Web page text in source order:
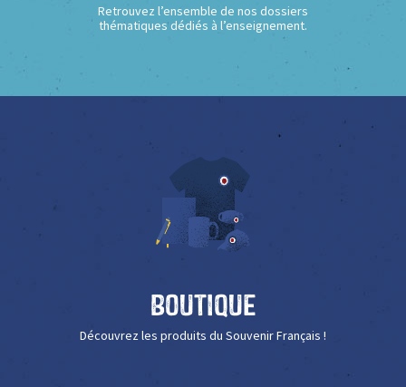
Retrouvez l’ensemble de nos dossiers
thématiques dédiés à l’enseignement.
Boutique
Découvrez les produits du Souvenir Français !